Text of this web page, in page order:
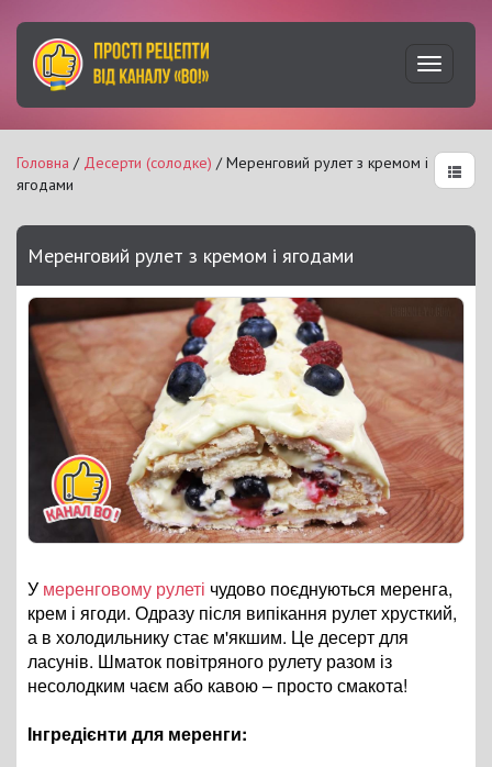
Головна / Десерти (солодке) / Меренговий рулет з кремом і
ягодами
Меренговий рулет з кремом і ягодами
У меренговому рулеті чудово поєднуються меренга,
крем і ягоди. Одразу після випікання рулет хрусткий,
а в холодильнику стає м'якшим. Це десерт для
ласунів. Шматок повітряного рулету разом із
несолодким чаєм або кавою – просто смакота!
Інгредієнти для меренги: